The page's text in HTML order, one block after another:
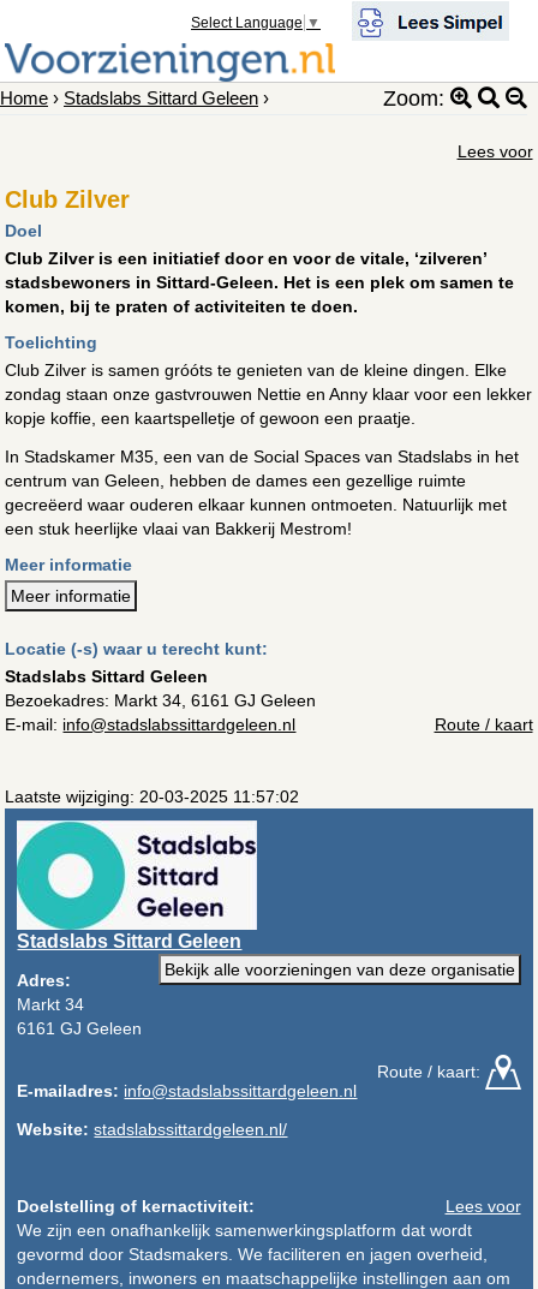
Select Language ▼
Home › Stadslabs Sittard Geleen › Zoom:
Lees voor
Club Zilver
Doel
Club Zilver is een initiatief door en voor de vitale, ‘zilveren’
stadsbewoners in Sittard-Geleen. Het is een plek om samen te
komen, bij te praten of activiteiten te doen.
Toelichting
Club Zilver is samen gróóts te genieten van de kleine dingen. Elke
zondag staan onze gastvrouwen Nettie en Anny klaar voor een lekker
kopje koffie, een kaartspelletje of gewoon een praatje.
In Stadskamer M35, een van de Social Spaces van Stadslabs in het
centrum van Geleen, hebben de dames een gezellige ruimte
gecreëerd waar ouderen elkaar kunnen ontmoeten. Natuurlijk met
een stuk heerlijke vlaai van Bakkerij Mestrom!
Meer informatie
Meer informatie
Locatie (-s) waar u terecht kunt:
Stadslabs Sittard Geleen
Bezoekadres: Markt 34, 6161 GJ Geleen
E-mail: info@stadslabssittardgeleen.nl Route / kaart
Laatste wijziging: 20-03-2025 11:57:02
Stadslabs Sittard Geleen
Bekijk alle voorzieningen van deze organisatie
Adres:
Markt 34
6161 GJ Geleen
Route / kaart:
E-mailadres: info@stadslabssittardgeleen.nl
Website: stadslabssittardgeleen.nl/
Lees voor
Doelstelling of kernactiviteit:
We zijn een onafhankelijk samenwerkingsplatform dat wordt
gevormd door Stadsmakers. We faciliteren en jagen overheid,
ondernemers, inwoners en maatschappelijke instellingen aan om